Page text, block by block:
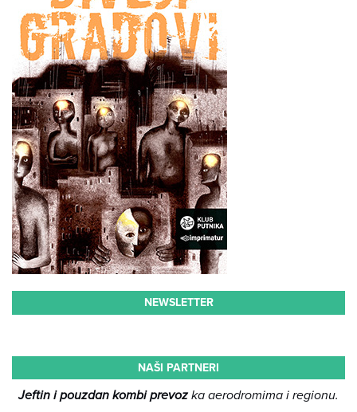
NEWSLETTER
NAŠI PARTNERI
Jeftin i pouzdan kombi prevozka aerodromima i regionu.